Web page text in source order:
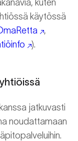
kuten
käytössä
,
).
jatkuvasti
noudattamaan